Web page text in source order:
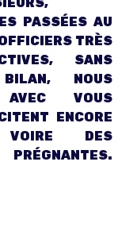
PASSÉES AU
TRÈS
SANS
NOUS
AVEC VOUS
ENCORE
VOIRE DES